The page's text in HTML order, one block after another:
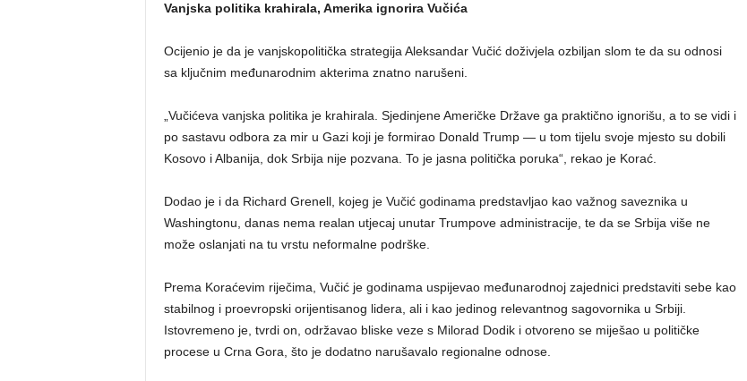
Vanjska politika krahirala, Amerika ignorira Vučića
Ocijenio je da je vanjskopolitička strategija Aleksandar Vučić doživjela ozbiljan slom te da su odnosi
sa ključnim međunarodnim akterima znatno narušeni.
„Vučićeva vanjska politika je krahirala. Sjedinjene Američke Države ga praktično ignorišu, a to se vidi i
po sastavu odbora za mir u Gazi koji je formirao Donald Trump — u tom tijelu svoje mjesto su dobili
Kosovo i Albanija, dok Srbija nije pozvana. To je jasna politička poruka“, rekao je Korać.
Dodao je i da Richard Grenell, kojeg je Vučić godinama predstavljao kao važnog saveznika u
Washingtonu, danas nema realan utjecaj unutar Trumpove administracije, te da se Srbija više ne
može oslanjati na tu vrstu neformalne podrške.
Prema Koraćevim riječima, Vučić je godinama uspijevao međunarodnoj zajednici predstaviti sebe kao
stabilnog i proevropski orijentisanog lidera, ali i kao jedinog relevantnog sagovornika u Srbiji.
Istovremeno je, tvrdi on, održavao bliske veze s Milorad Dodik i otvoreno se miješao u političke
procese u Crna Gora, što je dodatno narušavalo regionalne odnose.